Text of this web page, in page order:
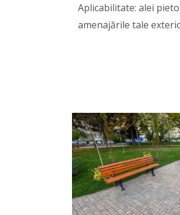
Aplicabilitate: alei
amenajările tale